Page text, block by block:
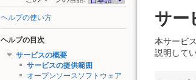
ヘルプの使い方
ヘルプの目次
サービスの概要
サービスの提供範囲
オープンソースソフトウェア
サー
本サービ
説明して